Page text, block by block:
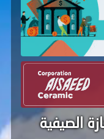
الصيفية